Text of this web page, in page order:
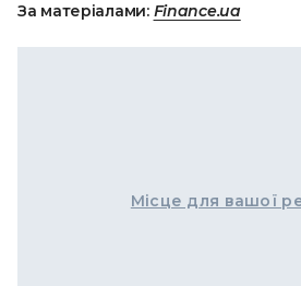
За матеріалами: Finance.ua
Місце для вашої